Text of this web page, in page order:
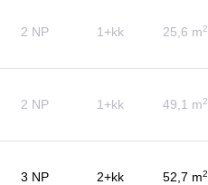
2 NP 1+kk 25,6 m2
2 NP 1+kk 49,1 m2
3 NP 2+kk 52,7 m2